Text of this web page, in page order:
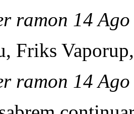
ramon 14
Friks
ramon 14